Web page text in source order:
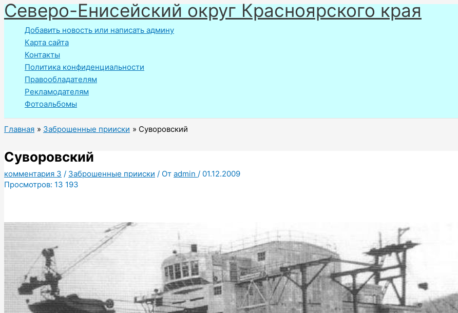
Перейти
к
содержимому
Северо-Енисейский округ Красноярского края
Добавить новость или написать админу
Карта сайта
Контакты
Политика конфиденциальности
Правообладателям
Рекламодателям
Фотоальбомы
Главная Заброшенные прииски Суворовский
Суворовский
комментария 3 / Заброшенные прииски / От admin / 01.12.2009
Просмотров: 13 193